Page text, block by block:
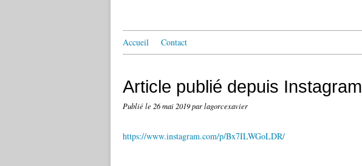
Accueil Contact
Article publié depuis Instagram
Publié le 26 mai 2019par lagorcexavier
https://www.instagram.com/p/Bx7ILWGoLDR/